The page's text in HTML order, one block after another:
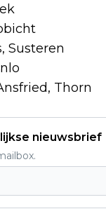
Susteren
Thorn
nieuwsbrief